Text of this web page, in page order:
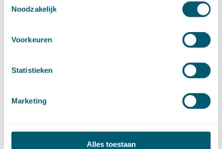
Noodzakelijk
Voorkeuren
Statistieken
Marketing
Alles toestaan
►
2021 (123)
oktober (13)
augustus (7)
mei (6)